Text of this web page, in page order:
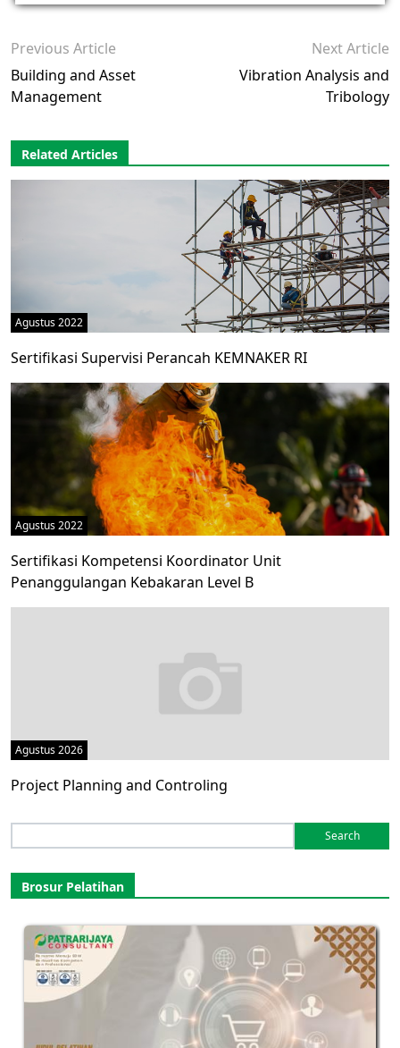
Previous Article
Building and Asset
Management
Next Article
Vibration Analysis and
Tribology
Related Articles
Agustus 2022
Sertifikasi Supervisi Perancah KEMNAKER RI
Agustus 2022
Sertifikasi Kompetensi Koordinator Unit
Penanggulangan Kebakaran Level B
Agustus 2026
Project Planning and Controling
for:
Brosur Pelatihan